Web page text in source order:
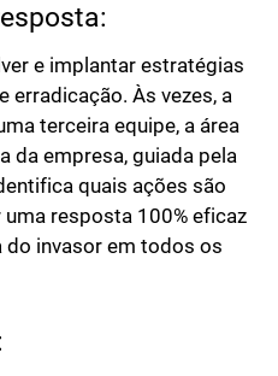
e implantar estratégias
erradicação. Às vezes, a
terceira equipe, a área
da empresa, guiada pela
quais ações são
resposta 100% eficaz
do invasor em todos os